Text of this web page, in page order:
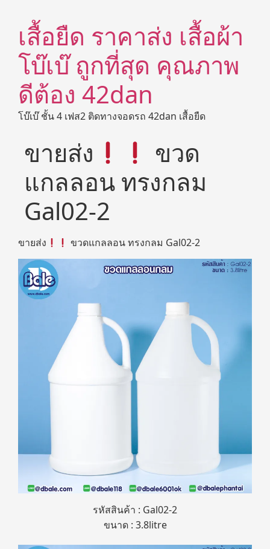
เสื้อยืด ราคาส่ง เสื้อผ้า
โบ๊เบ๊ ถูกที่สุด คุณภาพ
ดีต้อง 42dan
โบ๊เบ๊ ชั้น 4 เฟส2 ติดทางจอดรถ 42dan เสื้อยืด
ขายส่ง
ขวด
แกลลอน ทรงกลม
Gal02-2
ขายส่ง ขวดแกลลอน ทรงกลม Gal02-2
รหัสสินค้า : Gal02-2
ขนาด : 3.8litre